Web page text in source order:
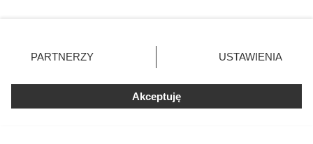
zmienić/wycofać klikając przycisk ustawień prywatności
znajdujący się w lewym dolnym rogu strony. Niektóre
użytkownika, ale masz prawo sprzeciwić się takiemu
przetwarzaniu. Preferencje będą miały zastosowania tylko
PARTNERZY USTAWIENIA
Akceptuję